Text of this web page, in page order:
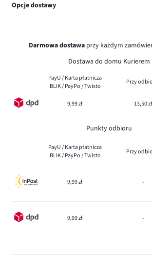
Opcje dostawy
Darmowa dostawa przy każdym
Dostawa do domu Kurierem
PayU / Karta płatnicza
BLIK / PayPo / Twisto
Przy
9,99 zł 13,50 zł
Punkty odbioru
PayU / Karta płatnicza
BLIK / PayPo / Twisto
Przy
9,99 zł -
9,99 zł -